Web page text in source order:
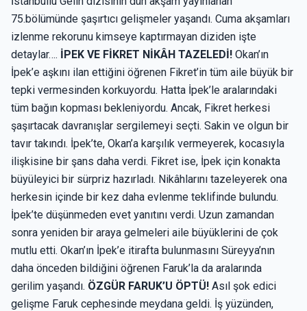
75.bölümünde şaşırtıcı gelişmeler yaşandı. Cuma akşamları
izlenme rekorunu kimseye kaptırmayan diziden işte
detaylar…. İPEK VE FİKRET NİKÂH TAZELEDİ! Okan’ın
İpek’e aşkını ilan ettiğini öğrenen Fikret’in tüm aile büyük bir
tepki vermesinden korkuyordu. Hatta İpek’le aralarındaki
tüm bağın kopması bekleniyordu. Ancak, Fikret herkesi
şaşırtacak davranışlar sergilemeyi seçti. Sakin ve olgun bir
tavır takındı. İpek’te, Okan’a karşılık vermeyerek, kocasıyla
ilişkisine bir şans daha verdi. Fikret ise, İpek için konakta
büyüleyici bir sürpriz hazırladı. Nikâhlarını tazeleyerek ona
herkesin içinde bir kez daha evlenme teklifinde bulundu.
İpek’te düşünmeden evet yanıtını verdi. Uzun zamandan
sonra yeniden bir araya gelmeleri aile büyüklerini de çok
mutlu etti. Okan’ın İpek’e itirafta bulunmasını Süreyya’nın
daha önceden bildiğini öğrenen Faruk’la da aralarında
gerilim yaşandı. ÖZGÜR FARUK’U ÖPTÜ! Asıl şok edici
gelişme Faruk cephesinde meydana geldi. İş yüzünden,